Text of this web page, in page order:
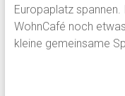
Europaplatz
WohnCafé noch
kleine gemeinsame